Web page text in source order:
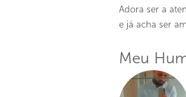
Adora ser a
e já acha ser
Meu